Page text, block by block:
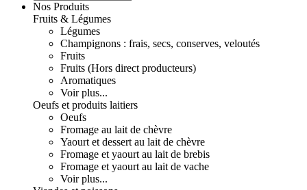
Nos Produits
Fruits & Légumes
Légumes
Champignons : frais, secs, conserves, veloutés
Fruits
Fruits (Hors direct producteurs)
Aromatiques
Voir plus...
Oeufs et produits laitiers
Oeufs
Fromage au lait de chèvre
Yaourt et dessert au lait de chèvre
Fromage et yaourt au lait de brebis
Fromage et yaourt au lait de vache
Voir plus...